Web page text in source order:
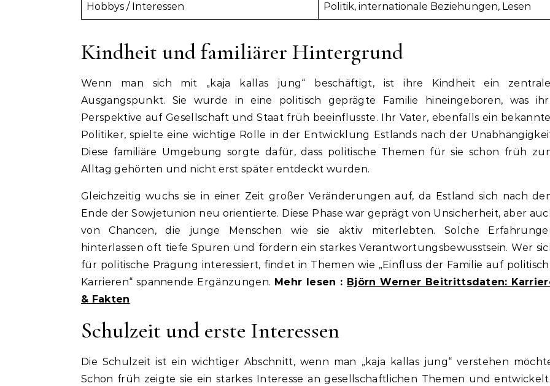
Hobbys / Interessen Politik, internationale Beziehungen, Lesen
Kindheit und familiärer Hintergrund
Wenn man sich mit „kaja kallas jung“ beschäftigt, ist ihre Kindheit ein
Ausgangspunkt. Sie wurde in eine politisch geprägte Familie hineingeboren, was
Perspektive auf Gesellschaft und Staat früh beeinflusste. Ihr Vater, ebenfalls ein
Politiker, spielte eine wichtige Rolle in der Entwicklung Estlands nach der
Diese familiäre Umgebung sorgte dafür, dass politische Themen für sie schon früh
Alltag gehörten und nicht erst später entdeckt wurden.
Gleichzeitig wuchs sie in einer Zeit großer Veränderungen auf, da Estland sich nach
Ende der Sowjetunion neu orientierte. Diese Phase war geprägt von Unsicherheit, aber
von Chancen, die junge Menschen wie sie aktiv miterlebten. Solche
hinterlassen oft tiefe Spuren und fördern ein starkes Verantwortungsbewusstsein. Wer
für politische Prägung interessiert, findet in Themen wie „Einfluss der Familie auf
Karrieren“ spannende Ergänzungen. Mehr lesen : Björn Werner Beitrittsdaten:
& Fakten
Schulzeit und erste Interessen
Die Schulzeit ist ein wichtiger Abschnitt, wenn man „kaja kallas jung“ verstehen
Schon früh zeigte sie ein starkes Interesse an gesellschaftlichen Themen und